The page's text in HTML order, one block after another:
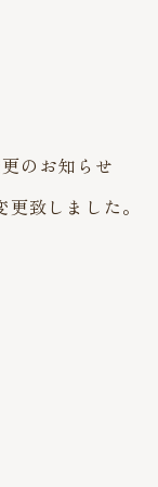
のお知らせ
致しました。